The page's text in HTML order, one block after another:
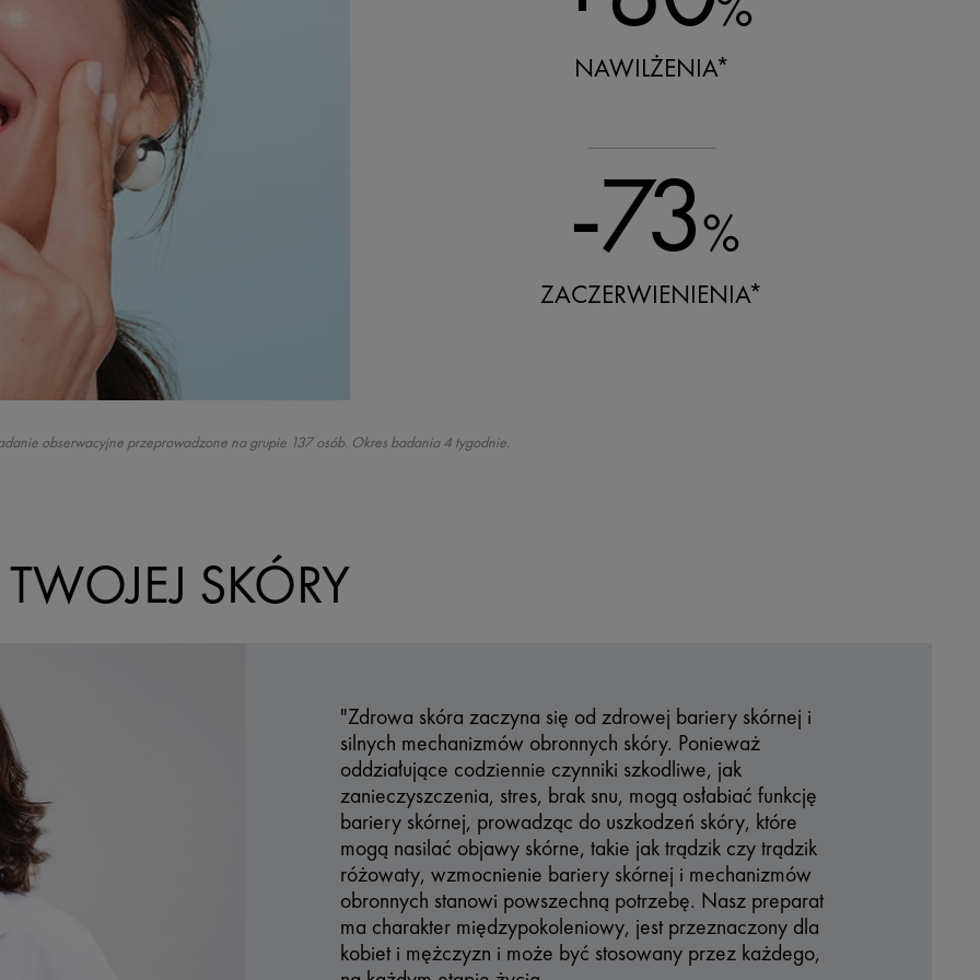
NAWILŻENIA*
-73%
ZACZERWIENIENIA*
obserwacyjne przeprowadzone na grupie 137 osób. Okres badania 4 tygodnie.
SKÓRY
"Zdrowa skóra zaczyna się od zdrowej bariery skórnej i
silnych mechanizmów obronnych skóry. Ponieważ
oddziałujące codziennie czynniki szkodliwe, jak
zanieczyszczenia, stres, brak snu, mogą osłabiać funkcję
bariery skórnej, prowadząc do uszkodzeń skóry, które
mogą nasilać objawy skórne, takie jak trądzik czy trądzik
różowaty, wzmocnienie bariery skórnej i mechanizmów
obronnych stanowi powszechną potrzebę. Nasz preparat
ma charakter międzypokoleniowy, jest przeznaczony dla
kobiet i mężczyzn i może być stosowany przez każdego,